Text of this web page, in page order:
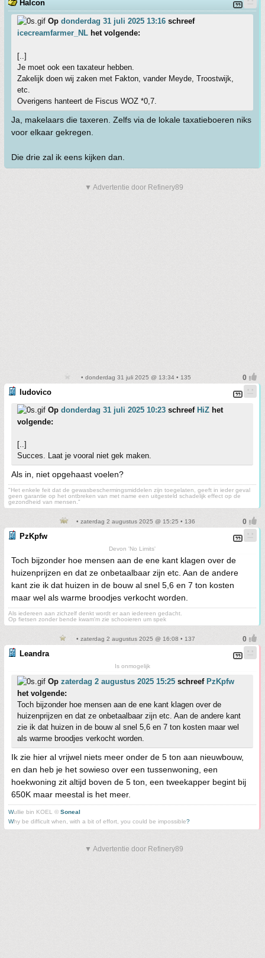
Halcon
Op donderdag 31 juli 2025 13:16 schreef
icecreamfarmer_NL het volgende:
[..]
Je moet ook een taxateur hebben.
Zakelijk doen wij zaken met Fakton, vander Meyde, Troostwijk,
etc.
Overigens hanteert de Fiscus WOZ *0,7.
Ja, makelaars die taxeren. Zelfs via de lokale taxatieboeren niks
voor elkaar gekregen.
Die drie zal ik eens kijken dan.
▼ Advertentie door Refinery89
• donderdag 31 juli 2025 @ 13:34 • 135
ludovico
Op donderdag 31 juli 2025 10:23 schreef HiZ het
volgende:
[..]
Succes. Laat je vooral niet gek maken.
Als in, niet opgehaast voelen?
"Het enkele feit dat de gewasbeschermingsmiddelen zijn toegelaten, geeft in ieder geval
geen garantie op het ontbreken van met name een uitgesteld schadelijk effect op de
gezondheid van mensen."
• zaterdag 2 augustus 2025 @ 15:25 • 136
PzKpfw
Devon 'No Limits'
Toch bijzonder hoe mensen aan de ene kant klagen over de
huizenprijzen en dat ze onbetaalbaar zijn etc. Aan de andere
kant zie ik dat huizen in de bouw al snel 5,6 en 7 ton kosten
maar wel als warme broodjes verkocht worden.
Als iedereen aan zichzelf denkt wordt er aan iedereen gedacht.
Op fietsen zonder bende kwam'm zie schooieren um spek
• zaterdag 2 augustus 2025 @ 16:08 • 137
Leandra
Is onmogelijk
Op zaterdag 2 augustus 2025 15:25 schreef PzKpfw
het volgende:
Toch bijzonder hoe mensen aan de ene kant klagen over de
huizenprijzen en dat ze onbetaalbaar zijn etc. Aan de andere kant
zie ik dat huizen in de bouw al snel 5,6 en 7 ton kosten maar wel
als warme broodjes verkocht worden.
Ik zie hier al vrijwel niets meer onder de 5 ton aan nieuwbouw,
en dan heb je het sowieso over een tussenwoning, een
hoekwoning zit altijd boven de 5 ton, een tweekapper begint bij
650K maar meestal is het meer.
Wullie bin KOEL © Soneal
Why be difficult when, with a bit of effort, you could be impossible?
▼ Advertentie door Refinery89